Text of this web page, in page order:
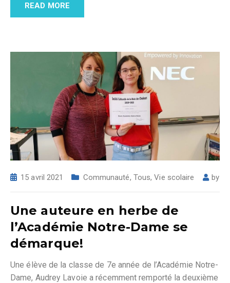
READ MORE
15 avril 2021 Communauté, Tous,Vie scolaire by
Une auteure en herbe de
l’Académie Notre-Dame se
démarque!
Une élève de la classe de 7e année de l’Académie Notre-
Dame, Audrey Lavoie a récemment remporté la deuxième